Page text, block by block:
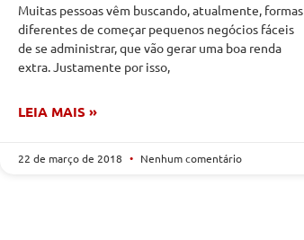
Muitas pessoas vêm buscando, atualmente, formas
diferentes de começar pequenos negócios fáceis
de se administrar, que vão gerar uma boa renda
extra. Justamente por isso,
LEIA MAIS »
22 de março de 2018 Nenhum comentário